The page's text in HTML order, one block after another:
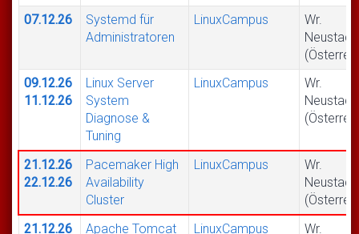
07.12.26
Systemd für
Administratoren
LinuxCampus
Wr.
Neustadt
09.12.26
11.12.26
Linux Server
System
Diagnose &
Tuning
LinuxCampus
Wr.
Neustadt
21.12.26
22.12.26
Pacemaker High
Availability
Cluster
LinuxCampus
Wr.
Neustadt
21.12.26
Apache Tomcat
LinuxCampus
Wr.